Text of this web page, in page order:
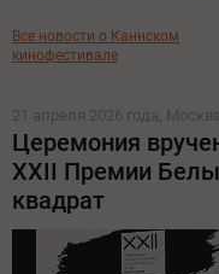
Все новости о Каннском
кинофестивале
21 апреля 2026 года, Москва
Церемония
XXII Премии
квадрат